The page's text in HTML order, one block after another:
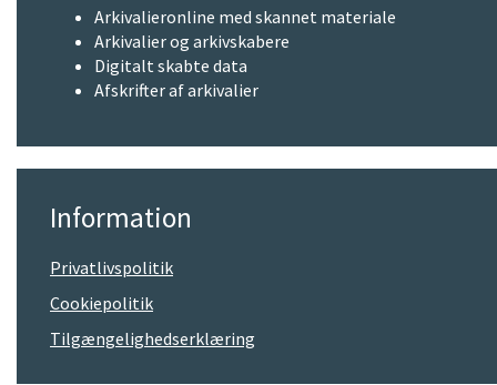
Arkivalieronline med skannet materiale
Arkivalier og arkivskabere
Digitalt skabte data
Afskrifter af arkivalier
Information
Privatlivspolitik
Cookiepolitik
Tilgængelighedserklæring